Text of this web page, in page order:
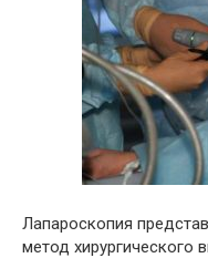
Лапароскопия
метод хирургического